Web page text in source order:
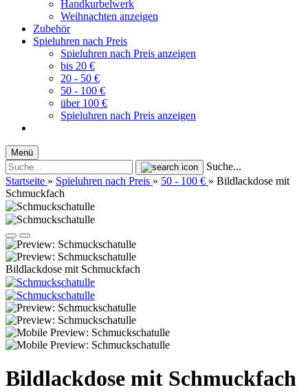
Handkurbelwerk
Weihnachten anzeigen
Zubehör
Spieluhren nach Preis
Spieluhren nach Preis anzeigen
bis 20 €
20 - 50 €
50 - 100 €
über 100 €
Spieluhren nach Preis anzeigen
Menü
Suche...
Startseite » Spieluhren nach Preis » 50 - 100 € » Bildlackdose mit
Schmuckfach
Bildlackdose mit Schmuckfach
Bildlackdose mit Schmuckfach